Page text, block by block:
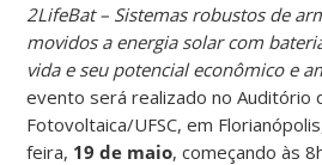
2LifeBat – Sistemas robustos de
movidos a energia solar com
vida e seu potencial econômico e
evento será realizado no Auditório
Fotovoltaica/UFSC, em
feira, 19 de maio, começando às